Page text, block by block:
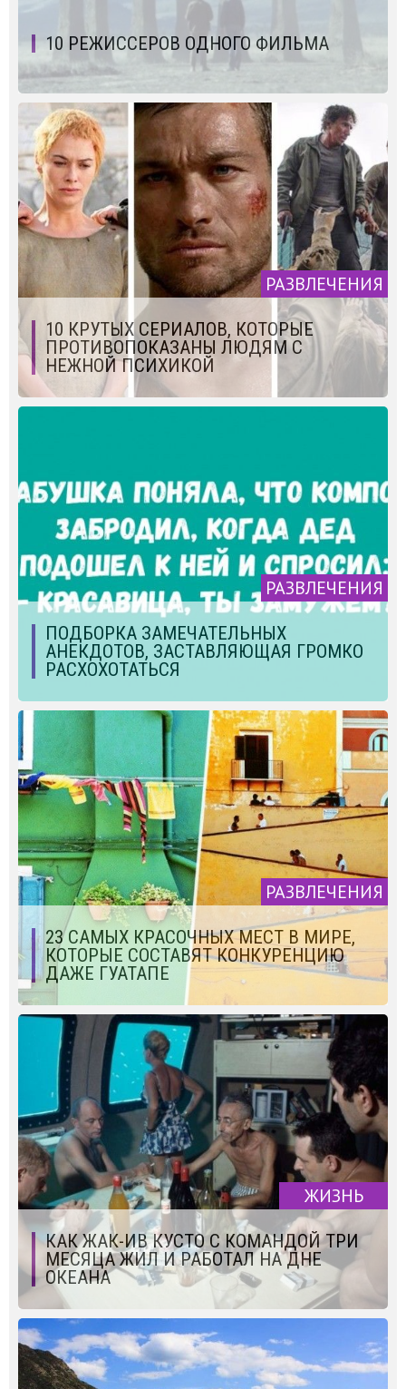
10 РЕЖИССЕРОВ ОДНОГО ФИЛЬМА
РАЗВЛЕЧЕНИЯ
10 КРУТЫХ СЕРИАЛОВ, КОТОРЫЕ
ПРОТИВОПОКАЗАНЫ ЛЮДЯМ С
НЕЖНОЙ ПСИХИКОЙ
РАЗВЛЕЧЕНИЯ
ПОДБОРКА ЗАМЕЧАТЕЛЬНЫХ
АНЕКДОТОВ, ЗАСТАВЛЯЮЩАЯ ГРОМКО
РАСХОХОТАТЬСЯ
РАЗВЛЕЧЕНИЯ
23 САМЫХ КРАСОЧНЫХ МЕСТ В МИРЕ,
КОТОРЫЕ СОСТАВЯТ КОНКУРЕНЦИЮ
ДАЖЕ ГУАТАПЕ
ЖИЗНЬ
КАК ЖАК-ИВ КУСТО С КОМАНДОЙ ТРИ
МЕСЯЦА ЖИЛ И РАБОТАЛ НА ДНЕ
ОКЕАНА